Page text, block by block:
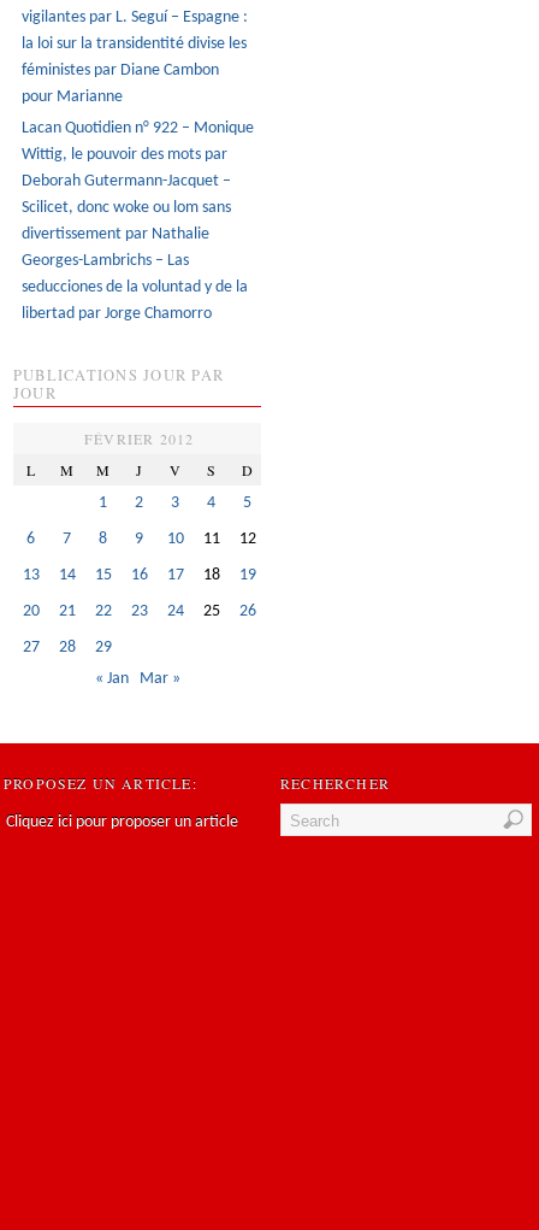
vigilantes par L. Seguí – Espagne :
la loi sur la transidentité divise les
féministes par Diane Cambon
pour Marianne
Lacan Quotidien n° 922 – Monique
Wittig, le pouvoir des mots par
Deborah Gutermann-Jacquet –
Scilicet, donc woke ou lom sans
divertissement par Nathalie
Georges-Lambrichs – Las
seducciones de la voluntad y de la
libertad par Jorge Chamorro
PUBLICATIONS JOUR PAR
JOUR
FÉVRIER 2012
L
M M J V S D
1 2 3 4
5
6
7 8 9 10 11
12
13
14 15 16 17 18
19
20
21 22 23 24 25
26
27
28
29
« Jan
Mar »
PROPOSEZ UN ARTICLE:
Cliquez ici pour proposer un article
RECHERCHER